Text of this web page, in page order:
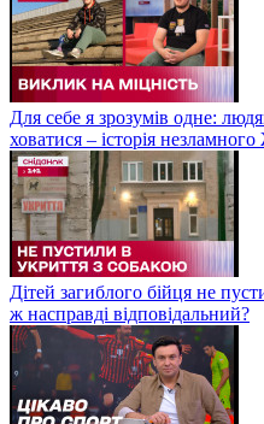
Для себе я зрозумів одне:
ховатися – історія незламного
Дітей загиблого бійця не
ж насправді відповідальний?